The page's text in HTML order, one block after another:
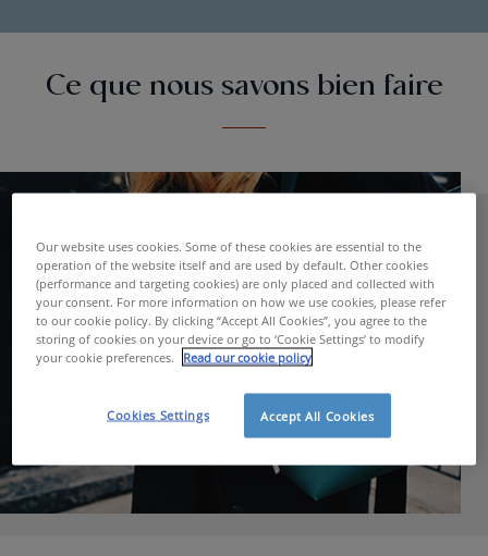
Ce que nous savons bien faire
Our website uses cookies. Some of these cookies are essential to the
operation of the website itself and are used by default. Other cookies
(performance and targeting cookies) are only placed and collected with
your consent. For more information on how we use cookies, please refer
to our cookie policy. By clicking “Accept All Cookies”, you agree to the
storing of cookies on your device or go to ‘Cookie Settings’ to modify
your cookie preferences.
Read our cookie policy
Accept All Cookies
Cookies Settings